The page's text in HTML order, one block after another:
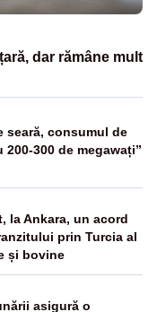
dar rămâne mult
seară, consumul de
300 de megawați”
la Ankara, un acord
prin Turcia al
și bovine
asigură o